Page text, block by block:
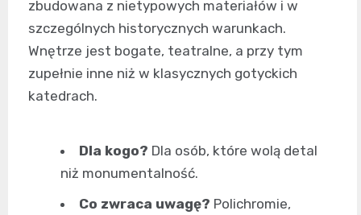
zbudowana z nietypowych materiałów i w
szczególnych historycznych warunkach.
Wnętrze jest bogate, teatralne, a przy tym
zupełnie inne niż w klasycznych gotyckich
katedrach.
Dla kogo? Dla osób, które wolą detal
niż monumentalność.
Co zwraca uwagę? Polichromie,